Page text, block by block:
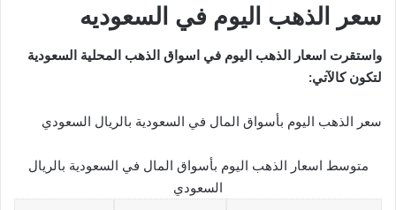
سعر الذهب اليوم في السعوديه
واستقرت اسعار الذهب اليوم في اسواق الذهب المحلية السعودية
لتكون كالآتي:
سعر الذهب اليوم بأسواق المال في السعودية بالريال السعودي
متوسط اسعار الذهب اليوم بأسواق المال في السعودية بالريال
السعودي